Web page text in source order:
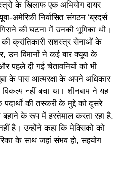
के खिलाफ एक अभियोग दायर
अमेरिकी निर्वासित संगठन ‘ब्रदर्स
की घटना में उनकी भूमिका थी।
की क्रांतिकारी सशस्त्र सेनाओं के
उन विमानों ने कई बार क्यूबा के
पहले दी गई चेतावनियों को भी
के पास आत्मरक्षा के अपने अधिकार
नहीं बचा था। शीनबाम ने यह
की तस्करी के मुद्दे को दूसरे
के रूप में इस्तेमाल करता रहा है,
है। उन्होंने कहा कि मेक्सिको को
के साथ जहां संभव हो, सहयोग